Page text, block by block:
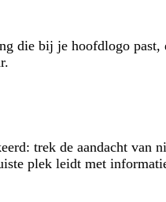
die bij je hoofdlogo past,
trek de aandacht van
plek leidt met